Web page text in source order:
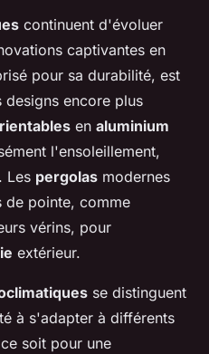
continuent d'évoluer
captivantes en
pour sa durabilité, est
designs encore plus
en aluminium
l'ensoleillement,
Les pergolas modernes
de pointe, comme
vérins, pour
extérieur.
se distinguent
à s'adapter à différents
soit pour une